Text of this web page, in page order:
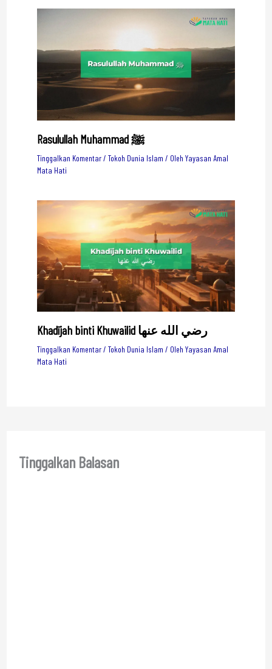
Rasulullah Muhammad ﷺ
Tinggalkan Komentar/ Tokoh Dunia Islam / Oleh Yayasan Amal
Mata Hati
Khadījah binti Khuwailid رضي الله عنها
Tinggalkan Komentar/ Tokoh Dunia Islam / Oleh Yayasan Amal
Mata Hati
Tinggalkan Balasan